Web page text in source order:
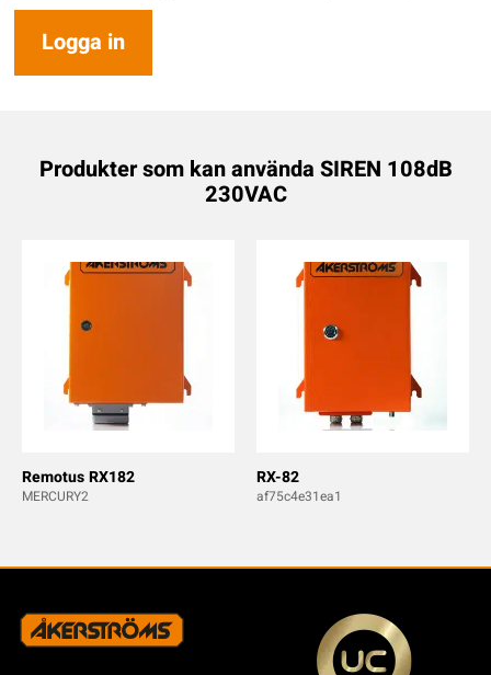
Logga in
Produkter som kan använda SIREN 108dB
230VAC
Remotus RX182
MERCURY2
RX-82
af75c4e31ea1